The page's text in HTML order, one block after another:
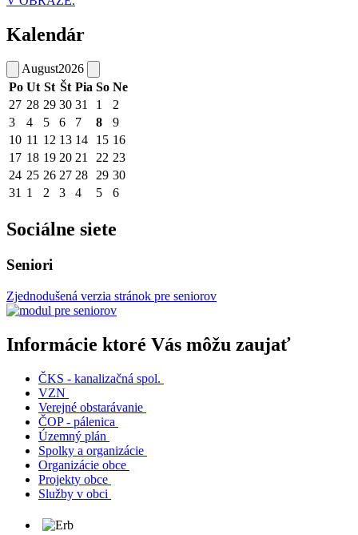
Kalendár
August2026
Po Ut St Št Pia So Ne
27 28 29 30 31 1
2
3
4 5 6 7 8
9
10 11 12 13 14 15 16
17 18 19 20 21 22 23
24 25 26 27 28 29 30
31 1 2 3 4 5 6
Sociálne siete
Seniori
Zjednodušená verzia stránok pre seniorov
Informácie ktoré Vás môžu zaujať
ČKS - kanalizačná spol.
VZN
Verejné obstarávanie
ČOP - pálenica
Územný plán
Spolky a organizácie
Organizácie obce
Projekty obce
Služby v obci